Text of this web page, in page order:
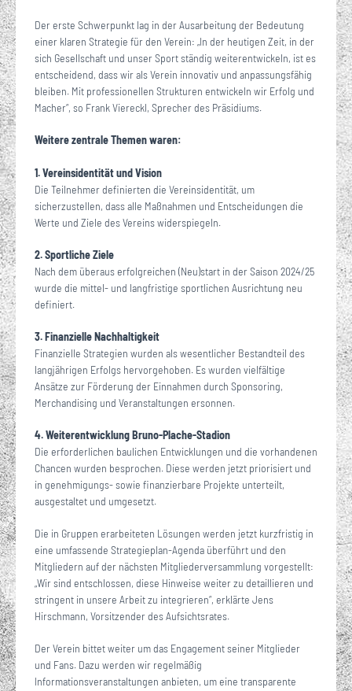
Der erste Schwerpunkt lag in der Ausarbeitung der Bedeutung
einer klaren Strategie für den Verein: „In der heutigen Zeit, in der
sich Gesellschaft und unser Sport ständig weiterentwickeln, ist es
entscheidend, dass wir als Verein innovativ und anpassungsfähig
bleiben. Mit professionellen Strukturen entwickeln wir Erfolg und
Macher“, so Frank Viereckl, Sprecher des Präsidiums.
Weitere zentrale Themen waren:
1. Vereinsidentität und Vision
Die Teilnehmer definierten die Vereinsidentität, um
sicherzustellen, dass alle Maßnahmen und Entscheidungen die
Werte und Ziele des Vereins widerspiegeln.
2. Sportliche Ziele
Nach dem überaus erfolgreichen (Neu)start in der Saison 2024/25
wurde die mittel- und langfristige sportlichen Ausrichtung neu
definiert.
3. Finanzielle Nachhaltigkeit
Finanzielle Strategien wurden als wesentlicher Bestandteil des
langjährigen Erfolgs hervorgehoben. Es wurden vielfältige
Ansätze zur Förderung der Einnahmen durch Sponsoring,
Merchandising und Veranstaltungen ersonnen.
4. Weiterentwicklung Bruno-Plache-Stadion
Die erforderlichen baulichen Entwicklungen und die vorhandenen
Chancen wurden besprochen. Diese werden jetzt priorisiert und
in genehmigungs- sowie finanzierbare Projekte unterteilt,
ausgestaltet und umgesetzt.
Die in Gruppen erarbeiteten Lösungen werden jetzt kurzfristig in
eine umfassende Strategieplan-Agenda überführt und den
Mitgliedern auf der nächsten Mitgliederversammlung vorgestellt:
„Wir sind entschlossen, diese Hinweise weiter zu detaillieren und
stringent in unsere Arbeit zu integrieren“, erklärte Jens
Hirschmann, Vorsitzender des Aufsichtsrates.
Der Verein bittet weiter um das Engagement seiner Mitglieder
und Fans. Dazu werden wir regelmäßig
Informationsveranstaltungen anbieten, um eine transparente